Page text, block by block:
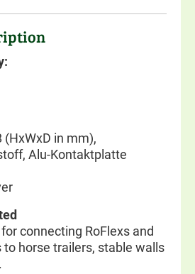
(HxWxD in mm),
Alu-Kontaktplatte
connecting RoFlexs and
to horse trailers, stable walls